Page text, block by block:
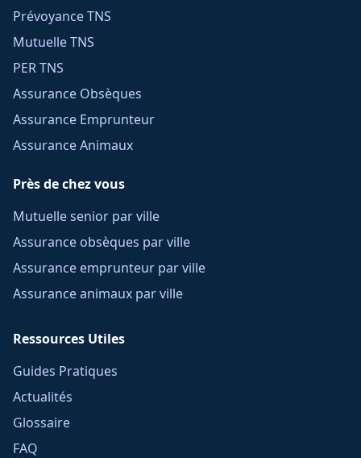
Prévoyance TNS
Mutuelle TNS
PER TNS
Assurance Obsèques
Assurance Emprunteur
Assurance Animaux
Près de chez vous
Mutuelle senior par ville
Assurance obsèques par ville
Assurance emprunteur par ville
Assurance animaux par ville
Ressources Utiles
Guides Pratiques
Actualités
Glossaire
FAQ